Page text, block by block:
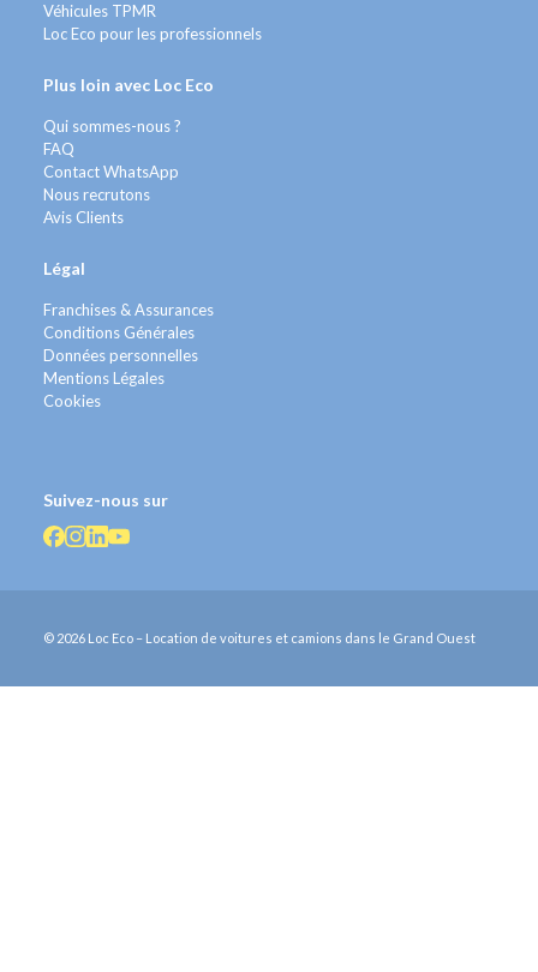
Véhicules TPMR
Loc Eco pour les professionnels
Plus loin avec Loc Eco
Qui sommes-nous ?
FAQ
Contact WhatsApp
Nous recrutons
Avis Clients
Légal
Franchises & Assurances
Conditions Générales
Données personnelles
Mentions Légales
Cookies
Suivez-nous sur
© 2026 Loc Eco – Location de voitures et camions dans le Grand Ouest